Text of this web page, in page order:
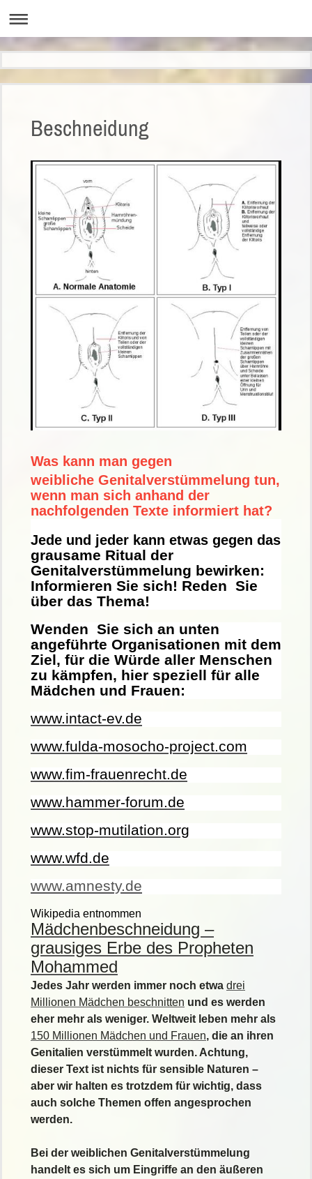
Beschneidung
Was kann man gegen
weibliche Genitalverstümmelung tun,
wenn man sich anhand der
nachfolgenden Texte informiert hat?
Jede und jeder kann etwas gegen das
grausame Ritual der
Genitalverstümmelung bewirken:
Informieren Sie sich! Reden Sie
über das Thema!
Wenden Sie sich an unten
angeführte Organisationen mit dem
Ziel, für die Würde aller Menschen
zu kämpfen, hier speziell für alle
Mädchen und Frauen:
www.intact-ev.de
www.fulda-mosocho-project.com
www.fim-frauenrecht.de
www.hammer-forum.de
www.stop-mutilation.org
www.wfd.de
www.amnesty.de
Wikipedia entnommen
Mädchenbeschneidung –
grausiges Erbe des Propheten
Mohammed
Jedes Jahr werden immer noch etwa drei
Millionen Mädchen beschnitten und es werden
eher mehr als weniger. Weltweit leben mehr als
150 Millionen Mädchen und Frauen, die an ihren
Genitalien verstümmelt wurden. Achtung,
dieser Text ist nichts für sensible Naturen –
aber wir halten es trotzdem für wichtig, dass
auch solche Themen offen angesprochen
werden.
Bei der weiblichen Genitalverstümmelung
handelt es sich um Eingriffe an den äußeren